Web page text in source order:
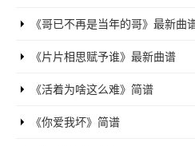
《哥已不再是当年的哥》最新曲
《片片相思赋予谁》最新曲谱
《活着为啥这么难》简谱
《你爱我坏》简谱